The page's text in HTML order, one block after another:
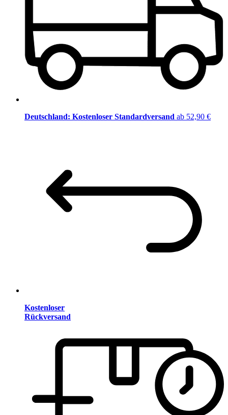
Deutschland: Kostenloser Standardversand ab 52,90 €
Kostenloser
Rückversand